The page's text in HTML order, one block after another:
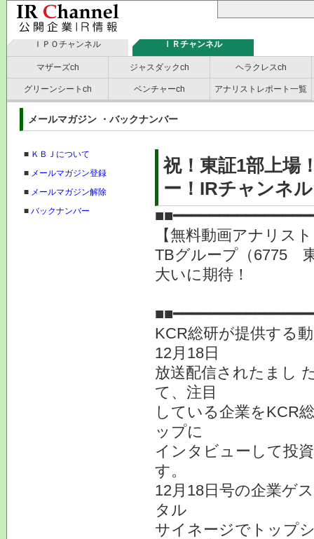
ＩＰＯチャンネル ＩＲチャンネル
マザーズch ジャスダックch ヘラクレスch
グリーンシートch ベンチャーch アナリストレポート一覧
メールマガジン ・バックナンバー
■ ＫＢＪについて
■ メールマガジン登録
■ メールマガジン解除
■ バックナンバー
祝！東証1部上場
ー！IRチャンネ
【無料動画アナリス
TBグループ（6775
大いに期待！
KCR総研が提供する
12月18日
放送配信されたまし
て、注目
している企業をKCR
ップに
インタビューして投
す。
12月18日号の企業ゲ
タル
サイネージでトップ